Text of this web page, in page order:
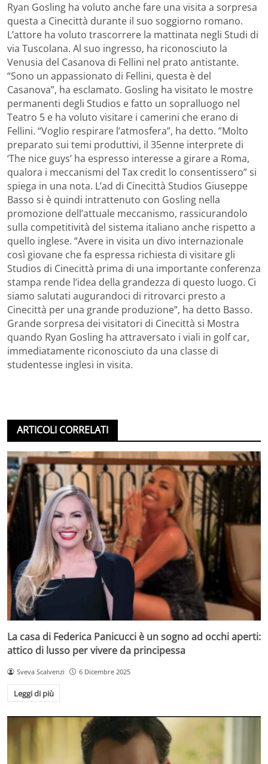
Ryan Gosling ha voluto anche fare una visita a sorpresa
questa a Cinecittà durante il suo soggiorno romano.
L’attore ha voluto trascorrere la mattinata negli Studi di
via Tuscolana. Al suo ingresso, ha riconosciuto la
Venusia del Casanova di Fellini nel prato antistante.
“Sono un appassionato di Fellini, questa è del
Casanova”, ha esclamato. Gosling ha visitato le mostre
permanenti degli Studios e fatto un sopralluogo nel
Teatro 5 e ha voluto visitare i camerini che erano di
Fellini. “Voglio respirare l’atmosfera”, ha detto. ”Molto
preparato sui temi produttivi, il 35enne interprete di
‘The nice guys’ ha espresso interesse a girare a Roma,
qualora i meccanismi del Tax credit lo consentissero” si
spiega in una nota. L’ad di Cinecittà Studios Giuseppe
Basso si è quindi intrattenuto con Gosling nella
promozione dell’attuale meccanismo, rassicurandolo
sulla competitività del sistema italiano anche rispetto a
quello inglese. “Avere in visita un divo internazionale
così giovane che fa espressa richiesta di visitare gli
Studios di Cinecittà prima di una importante conferenza
stampa rende l’idea della grandezza di questo luogo. Ci
siamo salutati augurandoci di ritrovarci presto a
Cinecittà per una grande produzione”, ha detto Basso.
Grande sorpresa dei visitatori di Cinecittà si Mostra
quando Ryan Gosling ha attraversato i viali in golf car,
immediatamente riconosciuto da una classe di
studentesse inglesi in visita.
ARTICOLI CORRELATI
La casa di Federica Panicucci è un sogno ad occhi aperti:
attico di lusso per vivere da principessa
Sveva Scalvenzi 6 Dicembre 2025
Leggi di più